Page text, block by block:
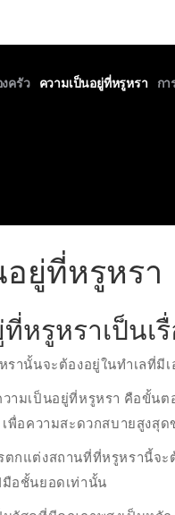
ครัว ความเป็นอยู่ที่หรูหรา ก
ยู่ที่หรูหรา
หรูหราเป็นเ
รานั้นจะต้องอยู่ในทำเลที่
ามเป็นอยู่ที่หรูหรา คือขั้นต
พื่อความสะดวกสบายสูงสุ
ตกแต่งสถานที่ที่หรูหรานี้จ
อชั้นยอดเท่านั้น